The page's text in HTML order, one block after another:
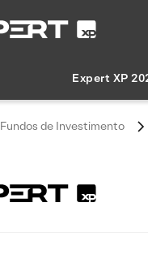
Expert XP
Fundos de Investimento